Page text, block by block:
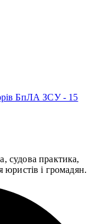
БпЛА ЗСУ - 15
судова практика,
юристів і громадян.